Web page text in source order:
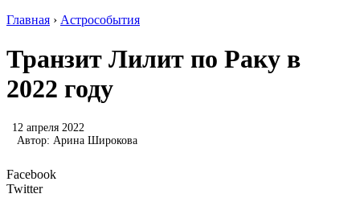
Главная › Астрособытия
Транзит Лилит по Раку в
2022 году
12 апреля 2022
Автор: Арина Широкова
Facebook
Twitter